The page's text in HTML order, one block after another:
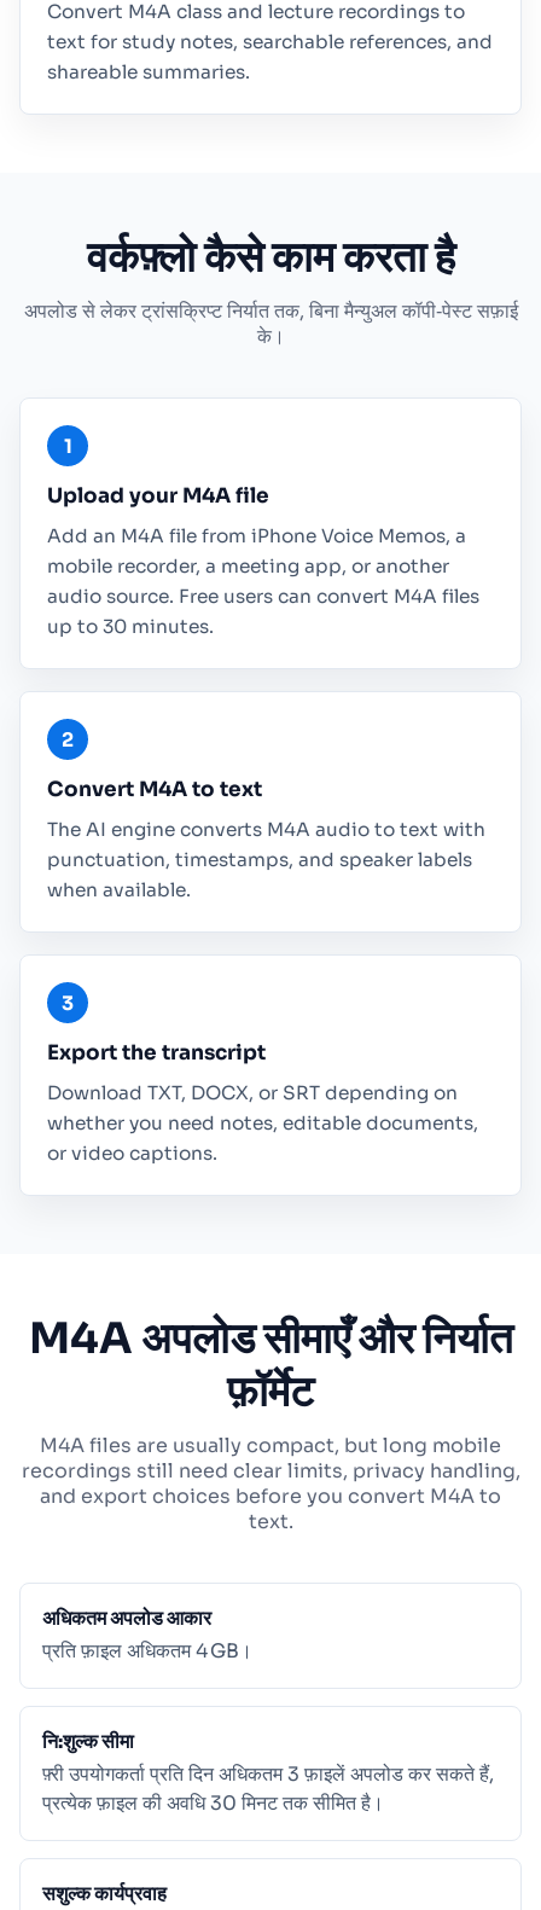
Convert M4A class and lecture recordings to
text for study notes, searchable references, and
shareable summaries.
वर्कफ़्लो कैसे काम करता है
अपलोड से लेकर ट्रांसक्रिप्ट निर्यात तक, बिना मैन्युअल कॉपी‑पेस्ट सफ़ाई
के।
Upload your M4A file
Add an M4A file from iPhone Voice Memos, a
mobile recorder, a meeting app, or another
audio source. Free users can convert M4A files
up to 30 minutes.
Convert M4A to text
The AI engine converts M4A audio to text with
punctuation, timestamps, and speaker labels
when available.
Export the transcript
Download TXT, DOCX, or SRT depending on
whether you need notes, editable documents,
or video captions.
M4A अपलोड सीमाएँ और निर्यात
फ़ॉर्मेट
M4A files are usually compact, but long mobile
recordings still need clear limits, privacy handling,
and export choices before you convert M4A to
text.
अधिकतम अपलोड आकार
प्रति फ़ाइल अधिकतम 4 GB।
नि:शुल्क सीमा
फ़्री उपयोगकर्ता प्रति दिन अधिकतम 3 फ़ाइलें अपलोड कर सकते हैं,
प्रत्येक फ़ाइल की अवधि 30 मिनट तक सीमित है।
सशुल्क कार्यप्रवाह